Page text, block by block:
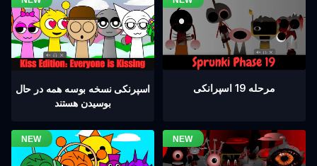
اسپرنکی نسخه بوسه همه در حال
بوسیدن هستند
مرحله 19 اسپرانکی